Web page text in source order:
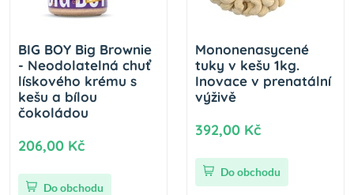
BIG BOY Big Brownie
- Neodolatelná chuť
lískového krému s
kešu a bílou
čokoládou
206,00 Kč
Do obchodu
Mononenasycené
tuky v kešu 1kg.
Inovace v prenatální
výživě
392,00 Kč
Do obchodu